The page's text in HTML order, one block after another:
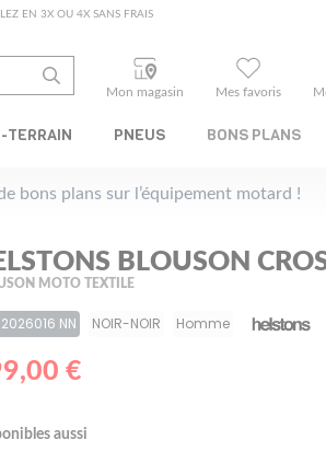
EN 3X OU 4X SANS FRAIS
Mon magasin
Mes favoris
TERRAIN PNEUS BONS PLANS
bons plans sur l’équipement motard !
BLOUSON
MOTO TEXTILE
NN NOIR-NOIR Homme
€
aussi